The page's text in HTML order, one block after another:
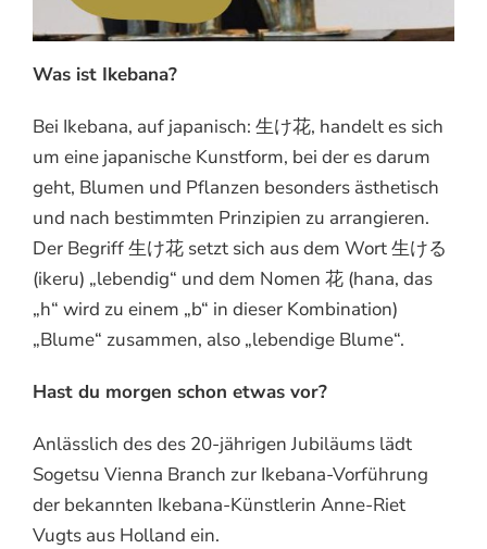
Was ist Ikebana?
Bei Ikebana, auf japanisch: 生け花, handelt es sich
um eine japanische Kunstform, bei der es darum
geht, Blumen und Pflanzen besonders ästhetisch
und nach bestimmten Prinzipien zu arrangieren.
Der Begriff 生け花 setzt sich aus dem Wort 生ける
(ikeru) „lebendig“ und dem Nomen 花 (hana, das
„h“ wird zu einem „b“ in dieser Kombination)
„Blume“ zusammen, also „lebendige Blume“.
Hast du morgen schon etwas vor?
Anlässlich des des 20-jährigen Jubiläums lädt
Sogetsu Vienna Branch zur Ikebana-Vorführung
der bekannten Ikebana-Künstlerin Anne-Riet
Vugts aus Holland ein.